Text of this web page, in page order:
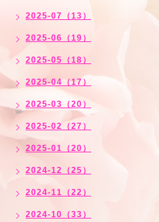
2025-07（13）
2025-06（19）
2025-05（18）
2025-04（17）
2025-03（20）
2025-02（27）
2025-01（20）
2024-12（25）
2024-11（22）
2024-10（33）